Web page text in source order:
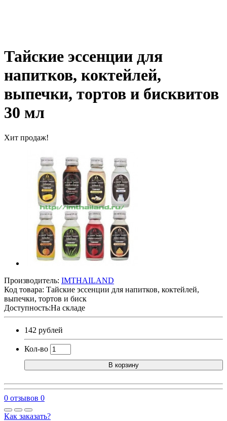
Тайские эссенции для
напитков, коктейлей,
выпечки, тортов и бисквитов
30 мл
Хит продаж!
Производитель: IMTHAILAND
Код товара: Тайские эссенции для напитков, коктейлей,
выпечки, тортов и биск
Доступность:На складе
142 рублей
Кол-во
В корзину
0 отзывов 0
Как заказать?